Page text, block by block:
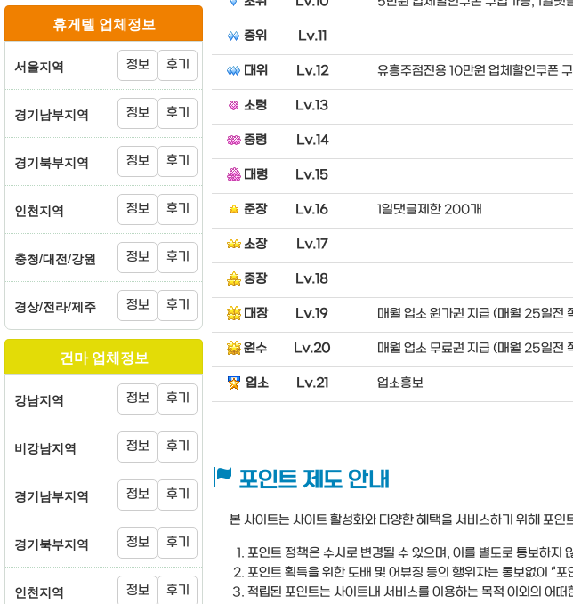
중위 Lv.11
대위 Lv.12 유흥주점전용 10만원 업체할인쿠폰
소령 Lv.13
중령 Lv.14
대령 Lv.15
준장 Lv.16 1일댓글제한 200개
소장 Lv.17
중장 Lv.18
대장 Lv.19 매월 업소 원가권 지급 (매월 25일전
원수 Lv.20 매월 업소 무료권 지급 (매월 25일전
업소 Lv.21 업소흥보
포인트 제도 안내
본 사이트는 사이트 활성화와 다양한 혜택을 서비스하기 위해 포인
포인트 정책은 수시로 변경될 수 있으며, 이를 별도로 통보하지
포인트 획득을 위한 도배 및 어뷰징 등의 행위자는 통보없이 "
적립된 포인트는 사이트내 서비스를 이용하는 목적 이외의 어떠
휴게텔 업체정보
서울지역 정보 후기
경기남부지역 정보 후기
경기북부지역 정보 후기
인천지역 정보 후기
충청/대전/강원 정보 후기
경상/전라/제주 정보 후기
건마 업체정보
강남지역 정보 후기
비강남지역 정보 후기
경기남부지역 정보 후기
경기북부지역 정보 후기
인천지역 정보 후기